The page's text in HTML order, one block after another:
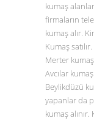
kumaş
firmaların
kumaş alır.
Kumaş
Merter
Avcılar
Beylikdüzü
yapanlar da
kumaş